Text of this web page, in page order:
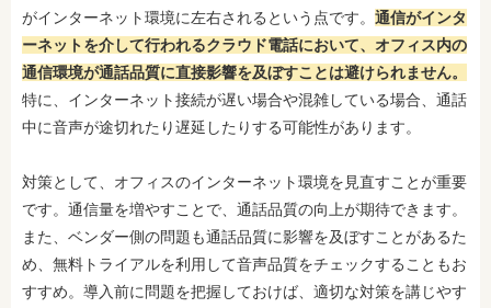
がインターネット環境に左右されるという点です。 通信がインタ
ーネットを介して行われるクラウド電話において、オフィス内の
通信環境が通話品質に直接影響を及ぼすことは避けられません。
特に、インターネット接続が遅い場合や混雑している場合、通話
中に音声が途切れたり遅延したりする可能性があります。
対策として、オフィスのインターネット環境を見直すことが重要
です。通信量を増やすことで、通話品質の向上が期待できます。
また、ベンダー側の問題も通話品質に影響を及ぼすことがあるた
め、無料トライアルを利用して音声品質をチェックすることもお
すすめ。導入前に問題を把握しておけば、適切な対策を講じやす